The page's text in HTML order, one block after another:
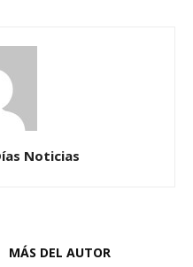
Noticias
MÁS DEL AUTOR